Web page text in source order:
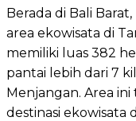
Berada di Bali
area ekowisata di
memiliki luas 382
pantai lebih dari 7
Menjangan. Area
destinasi ekowisata